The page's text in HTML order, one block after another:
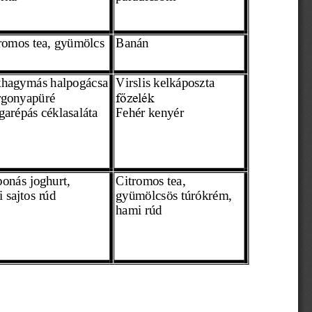
tea, gyümölcs Banán
halpogácsa
céklasaláta
Virslis kelkáposzta
főzelék
Fehér kenyér
joghurt,
sajtos rúd
Citromos tea,
gyümölcsös túrókrém,
hami rúd